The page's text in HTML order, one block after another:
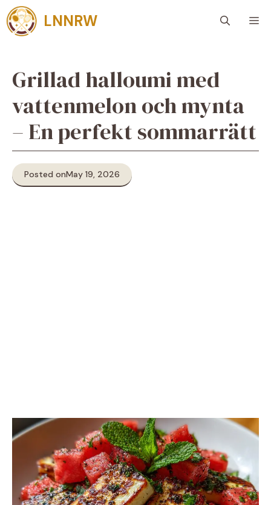
Skip
to
content
LNNRW
Grillad halloumi med
vattenmelon och mynta
– En perfekt sommarrätt
Posted onMay 19, 2026